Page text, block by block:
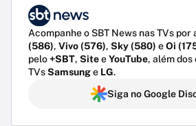
Acompanhe o SBT News nas TVs por
(586), Vivo (576), Sky (580) eOi
pelo+SBT, SiteeYouTube, além dos
TVsSamsunge LG.
Siga no Google